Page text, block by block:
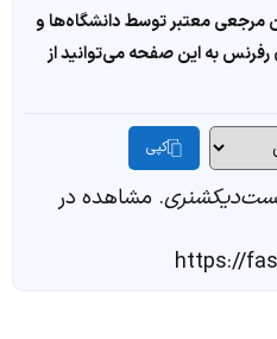
مرجعی معتبر توسط دانشگاه‌ها و
به این صفحه می‌توانید از
کپی
. مشاهده در
https://